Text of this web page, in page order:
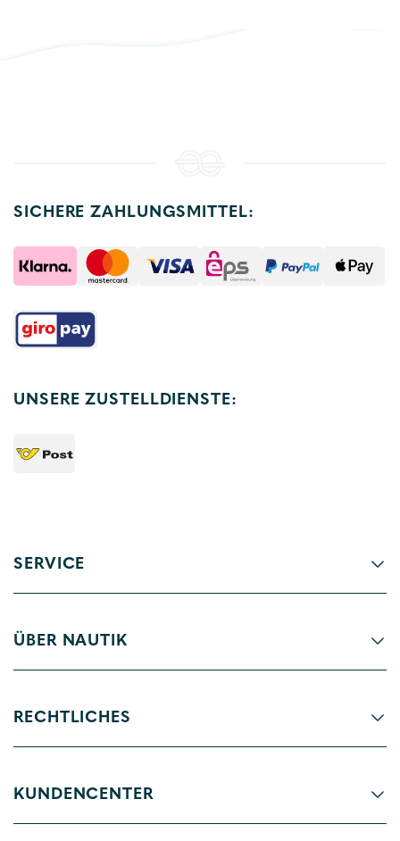
SICHERE ZAHLUNGSMITTEL:
UNSERE ZUSTELLDIENSTE:
SERVICE
ÜBER NAUTIK
RECHTLICHES
KUNDENCENTER